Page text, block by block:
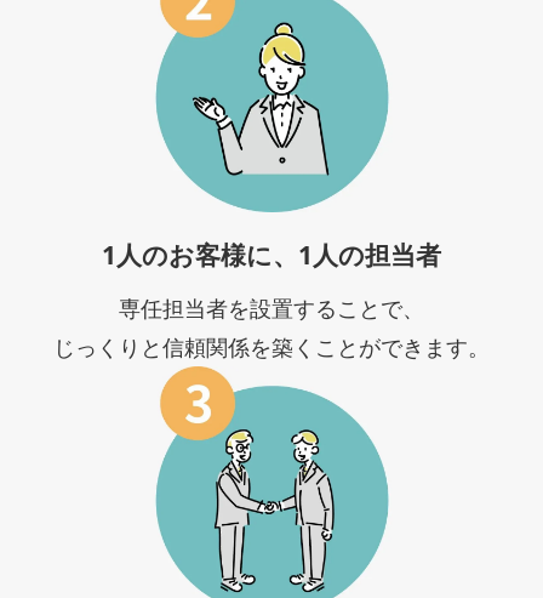
1人のお客様に、1人の担当者
専任担当者を設置することで、
じっくりと信頼関係を築くことができます。